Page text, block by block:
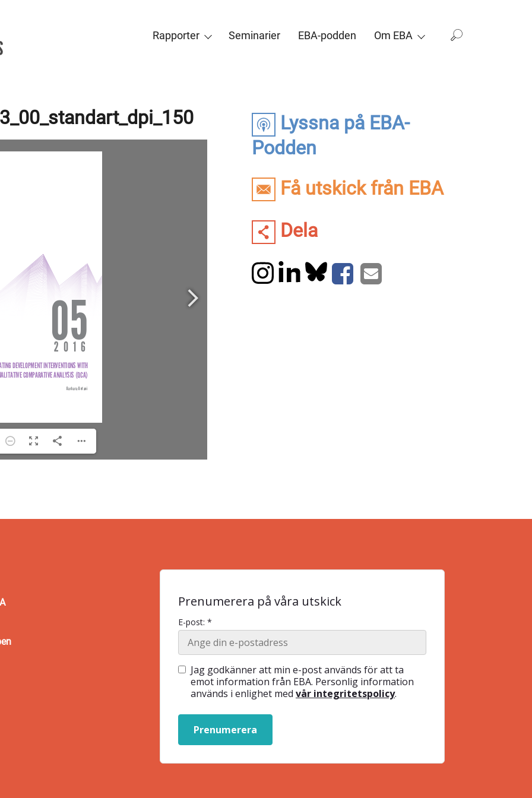
Rapporter Seminarier EBA-podden Om EBA
Lyssna på EBA-
Podden
Få utskick från EBA
Dela
Prenumerera på våra utskick
E-post: *
Jag godkänner att min e-post används för att ta
emot information från EBA. Personlig information
används i enlighet med vår integritetspolicy.
Prenumerera